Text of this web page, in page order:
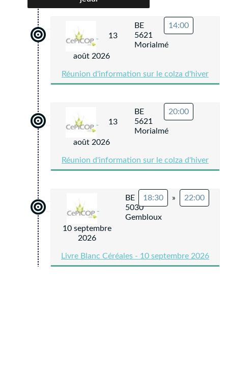
13
août 2026
BE
5621
Morialmé
14:00
Réunion d'information sur le colza d'hiver
13
août 2026
BE
5621
Morialmé
20:00
Réunion d'information sur le colza d'hiver
10 septembre
2026
BE
5030
Gembloux
18:30 » 22:00
Livre Blanc Céréales - 10 septembre 2026